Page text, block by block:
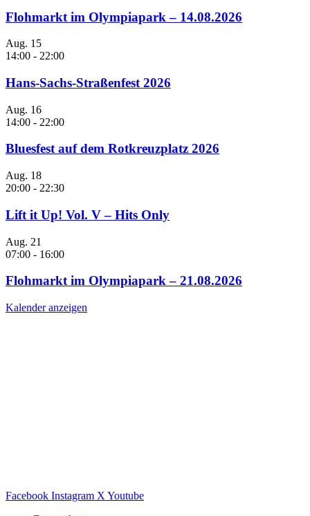
Flohmarkt im Olympiapark – 14.08.2026
Aug. 15
14:00 - 22:00
Hans-Sachs-Straßenfest 2026
Aug. 16
14:00 - 22:00
Bluesfest auf dem Rotkreuzplatz 2026
Aug. 18
20:00 - 22:30
Lift it Up! Vol. V – Hits Only
Aug. 21
07:00 - 16:00
Flohmarkt im Olympiapark – 21.08.2026
Kalender anzeigen
Facebook Instagram X Youtube